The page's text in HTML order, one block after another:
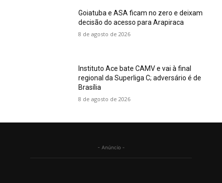
Goiatuba e ASA ficam no zero e deixam
decisão do acesso para Arapiraca
8 de agosto de 2026
Instituto Ace bate CAMV e vai à final
regional da Superliga C; adversário é de
Brasília
8 de agosto de 2026
- Anúncio -